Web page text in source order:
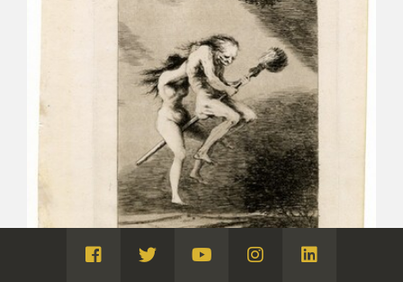
Visita
Visita
Visita
Visita
Visita